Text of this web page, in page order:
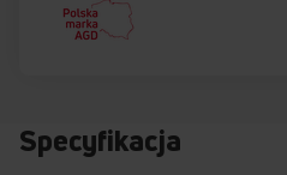
Specyfikacja